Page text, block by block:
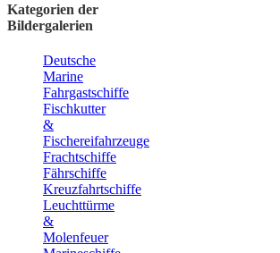
Kategorien der
Bildergalerien
Deutsche
Marine
Fahrgastschiffe
Fischkutter
&
Fischereifahrzeuge
Frachtschiffe
Fährschiffe
Kreuzfahrtschiffe
Leuchttürme
&
Molenfeuer